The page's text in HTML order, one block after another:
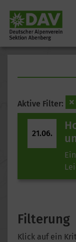
Aktive Filter:
21.06.
Filterung
Klick auf ein